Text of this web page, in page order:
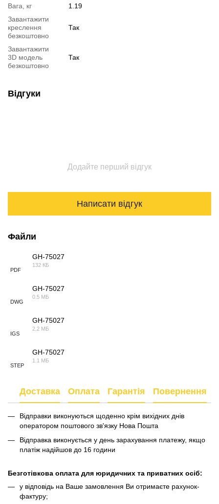
Вага, кг
1.19
Завантажити
креслення
безкоштовно
Так
Завантажити
3D модель
безкоштовно
Так
Відгуки
Додайте перший відгук
Написати відгук
Файли
PDF
GH-75027
132 КБ
DWG
GH-75027
0.5 МБ
IGS
GH-75027
2.2 МБ
STEP
GH-75027
1.1 МБ
Доставка Оплата Гарантія Повернення
Відправки виконуються щоденно крім вихідних днів
оператором поштового зв'язку Нова Пошта
Відправка виконується у день зарахування платежу, якщо
платіж надійшов до 16 години
Безготівкова оплата для юридичних та приватних осіб:
у відповідь на Ваше замовлення Ви отримаєте рахунок-
фактуру;